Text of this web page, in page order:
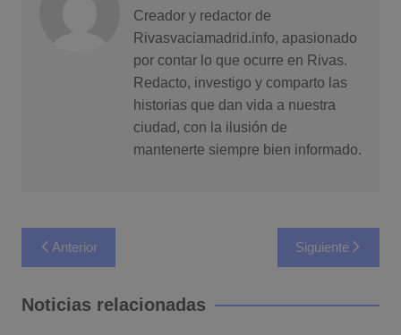
Creador y redactor de
Rivasvaciamadrid.info, apasionado
por contar lo que ocurre en Rivas.
Redacto, investigo y comparto las
historias que dan vida a nuestra
ciudad, con la ilusión de
mantenerte siempre bien informado.
Navegación
de
entradas
Anterior Siguiente
Noticias relacionadas